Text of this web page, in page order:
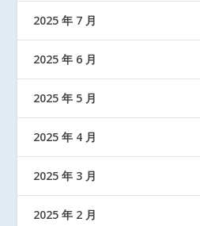
2025 年 7 月
2025 年 6 月
2025 年 5 月
2025 年 4 月
2025 年 3 月
2025 年 2 月